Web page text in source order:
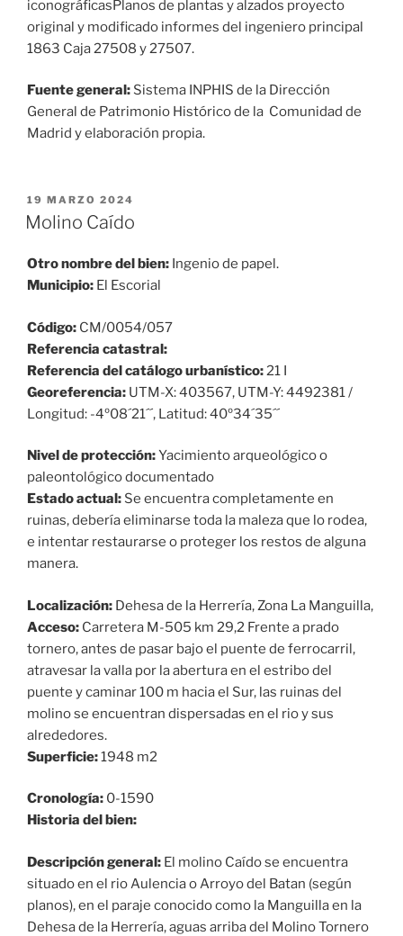
iconográficasPlanos de plantas y alzados proyecto
original y modificado informes del ingeniero principal
1863 Caja 27508 y 27507.
Fuente general: Sistema INPHIS de la Dirección
General de Patrimonio Histórico de la Comunidad de
Madrid y elaboración propia.
PUBLICADO
EL
19 MARZO 2024
Molino Caído
Otro nombre del bien: Ingenio de papel.
Municipio: El Escorial
Código: CM/0054/057
Referencia catastral:
Referencia del catálogo urbanístico:21 I
Georeferencia: UTM-X: 403567, UTM-Y: 4492381 /
Longitud: -4º08´21´´, Latitud: 40º34´35´´
Nivel de protección:Yacimiento arqueológico o
paleontológico documentado
Estado actual: Se encuentra completamente en
ruinas, debería eliminarse toda la maleza que lo rodea,
e intentar restaurarse o proteger los restos de alguna
manera.
Localización: Dehesa de la Herrería, Zona La Manguilla,
Acceso: Carretera M-505 km 29,2 Frente a prado
tornero, antes de pasar bajo el puente de ferrocarril,
atravesar la valla por la abertura en el estribo del
puente y caminar 100 m hacia el Sur, las ruinas del
molino se encuentran dispersadas en el rio y sus
alrededores.
Superficie:1948 m2
Cronología: 0-1590
Historia del bien:
Descripción general: El molino Caído se encuentra
situado en el rio Aulencia o Arroyo del Batan (según
planos), en el paraje conocido como la Manguilla en la
Dehesa de la Herrería, aguas arriba del Molino Tornero